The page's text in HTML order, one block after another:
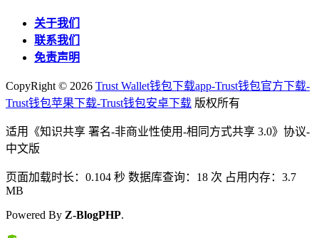
关于我们
联系我们
免责声明
CopyRight © 2026 Trust Wallet钱包下载app-Trust钱包官方下载-
Trust钱包苹果下载-Trust钱包安卓下载 版权所有
适用《知识共享 署名-非商业性使用-相同方式共享 3.0》协议-
中文版
页面加载时长：0.104 秒 数据库查询：18 次 占用内存：3.7
MB
Powered By Z-BlogPHP.